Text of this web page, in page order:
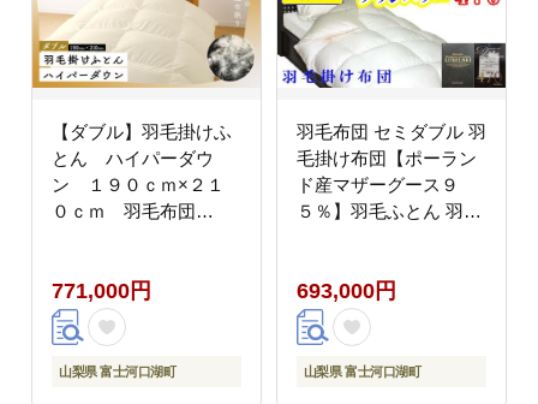
【ダブル】羽毛掛けふ
とん ハイパーダウ
ン １９０ｃｍ×２１
０ｃｍ 羽毛布団
771,000円
山梨県 富士河口湖町
羽毛布団 セミダブル 羽
毛掛け布団【ポーラン
ド産マザーグース９
５％】羽毛ふとん 羽毛
本掛け羽毛掛け布団 寝
具 冬用 羽毛布団
FAG087
693,000円
山梨県 富士河口湖町